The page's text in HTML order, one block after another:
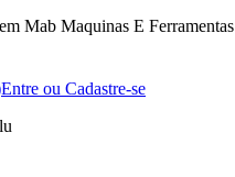
Mab Maquinas E Ferramentas
Entre ou Cadastre-se